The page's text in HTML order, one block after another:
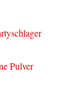
Pulver